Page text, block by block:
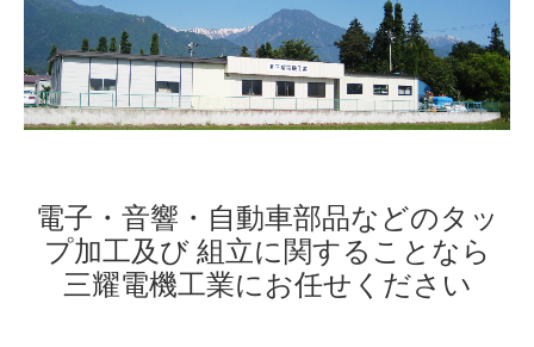
納品までの流れ
製品紹介
個人情報保護方針
電子・音響・自動車部品などのタッ
プ加工及び 組立に関することなら
三耀電機工業にお任せください